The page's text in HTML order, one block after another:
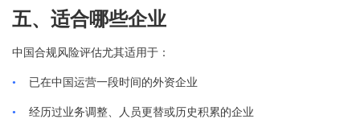
五、适合哪些企业
中国合规风险评估尤其适用于：
• 已在中国运营一段时间的外资企业
• 经历过业务调整、人员更替或历史积累的企业